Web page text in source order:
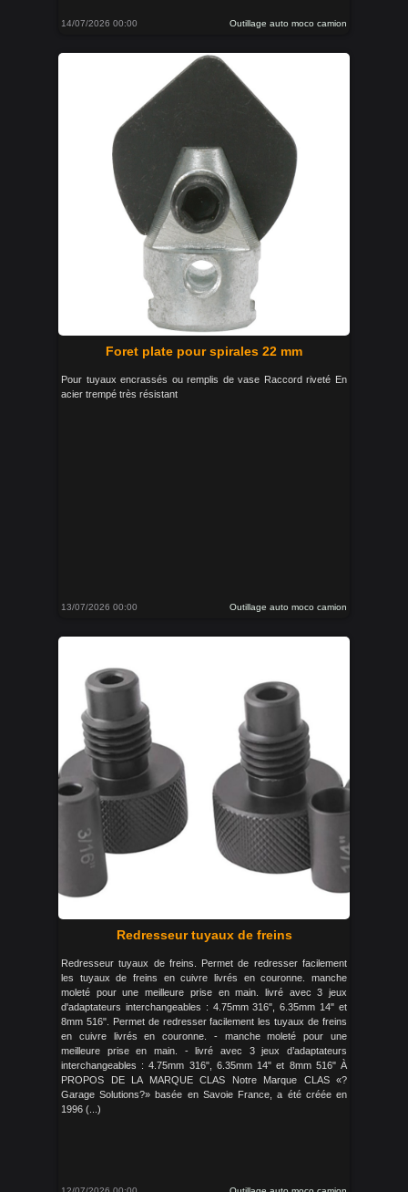
14/07/2026 00:00 Outillage auto moco camion
Foret plate pour spirales 22 mm
Pour tuyaux encrassés ou remplis de vase Raccord riveté En
acier trempé très résistant
13/07/2026 00:00 Outillage auto moco camion
Redresseur tuyaux de freins
Redresseur tuyaux de freins. Permet de redresser facilement
les tuyaux de freins en cuivre livrés en couronne. manche
moleté pour une meilleure prise en main. livré avec 3 jeux
d'adaptateurs interchangeables : 4.75mm 316", 6.35mm 14" et
8mm 516". Permet de redresser facilement les tuyaux de freins
en cuivre livrés en couronne. - manche moleté pour une
meilleure prise en main. - livré avec 3 jeux d’adaptateurs
interchangeables : 4.75mm 316", 6.35mm 14" et 8mm 516" À
PROPOS DE LA MARQUE CLAS Notre Marque CLAS «?
Garage Solutions?» basée en Savoie France, a été créée en
1996 (...)